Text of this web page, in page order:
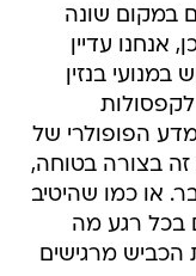
במקום שונה
מזה שהיה בו בשנת 1951. כן, אנחנו עדיין
בנזין
לקפסולות
הפופולרי של
בצורה בטוחה,
או כמו שהיטיב
בכל רגע מה
הכביש מרגישים